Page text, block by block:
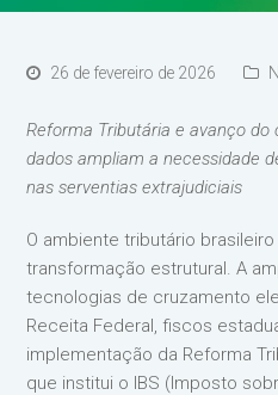
26 de fevereiro de 2026
Reforma Tributária e avanço
dados ampliam a necessidade
nas serventias extrajudiciais
O ambiente tributário
transformação estrutural. A
tecnologias de cruzamento
Receita Federal, fiscos
implementação da Reforma
que institui o IBS (Imposto